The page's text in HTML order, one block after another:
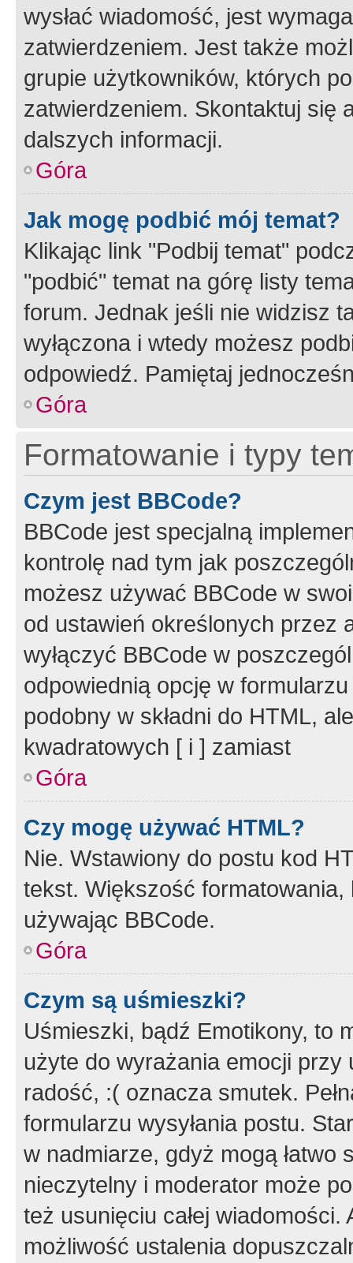
wysłać wiadomość, jest
zatwierdzeniem. Jest także
grupie użytkowników, których
zatwierdzeniem. Skontaktuj się
dalszych informacji.
Góra
Jak mogę podbić mój temat?
Klikając link "Podbij temat"
"podbić" temat na górę listy
forum. Jednak jeśli nie widzisz
wyłączona i wtedy możesz
odpowiedź. Pamiętaj
Góra
Formatowanie i typy
Czym jest BBCode?
BBCode jest specjalną
kontrolę nad tym jak
możesz używać BBCode w
od ustawień określonych przez
wyłączyć BBCode w
odpowiednią opcję w
podobny w składni do HTML,
kwadratowych [ i ] zamiast
Góra
Czy mogę używać HTML?
Nie. Wstawiony do postu kod
tekst. Większość
używając BBCode.
Góra
Czym są uśmieszki?
Uśmieszki, bądź Emotikony, to
użyte do wyrażania emocji
radość, :( oznacza smutek.
formularzu wysyłania postu.
w nadmiarze, gdyż mogą
nieczytelny i moderator może
też usunięciu całej
możliwość ustalenia